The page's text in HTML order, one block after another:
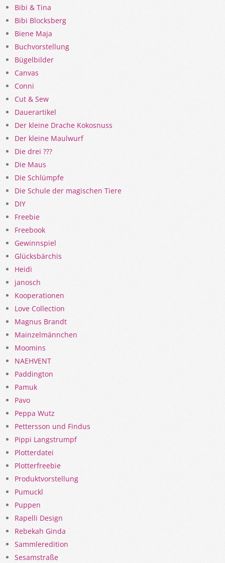
Bibi & Tina
Bibi Blocksberg
Biene Maja
Buchvorstellung
Bügelbilder
Canvas
Conni
Cut & Sew
Dauerartikel
Der kleine Drache Kokosnuss
Der kleine Maulwurf
Die drei ???
Die Maus
Die Schlümpfe
Die Schule der magischen Tiere
DIY
Freebie
Freebook
Gewinnspiel
Glücksbärchis
Heidi
janosch
Kooperationen
Love Collection
Magnus Brandt
Mainzelmännchen
Moomins
NAEHVENT
Paddington
Pamuk
Pavo
Peppa Wutz
Pettersson und Findus
Pippi Langstrumpf
Plotterdatei
Plotterfreebie
Produktvorstellung
Pumuckl
Puppen
Rapelli Design
Rebekah Ginda
Sammleredition
Sesamstraße